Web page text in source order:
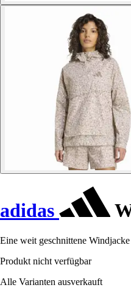
adidas
Eine weit geschnittene
Produkt nicht verfügbar
Alle Varianten ausverkauft